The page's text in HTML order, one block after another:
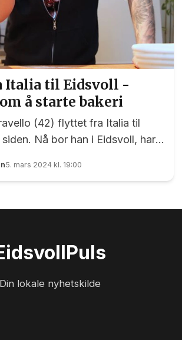
Italia til Eidsvoll -
å starte bakeri
(42) flyttet fra Italia til
Nå bor han i Eidsvoll, har
som kokk. Han drømmer
bakeri her i bygda, for å blant
lettere sagt enn gjort. Foto:
5. mars 2024 kl. 19:00
Puls
Din lokale nyhetskilde